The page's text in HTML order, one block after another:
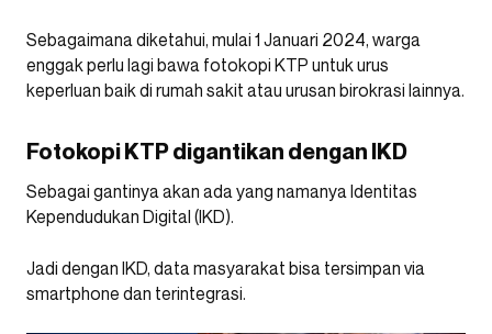
Sebagaimana diketahui, mulai 1 Januari 2024, warga
enggak perlu lagi bawa fotokopi KTP untuk urus
keperluan baik di rumah sakit atau urusan birokrasi lainnya.
Fotokopi KTP digantikan dengan IKD
Sebagai gantinya akan ada yang namanya Identitas
Kependudukan Digital (IKD).
Jadi dengan IKD, data masyarakat bisa tersimpan via
smartphone dan terintegrasi.